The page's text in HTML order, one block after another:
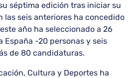
séptima edición tras iniciar su
las seis anteriores ha concedido
año ha seleccionado a 26
España -20 personas y seis
de 80 candidaturas.
Cultura y Deportes ha